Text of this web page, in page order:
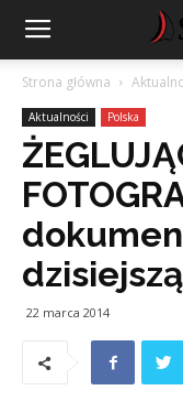
Strona główna
Aktualności Polska
22 marca 2014